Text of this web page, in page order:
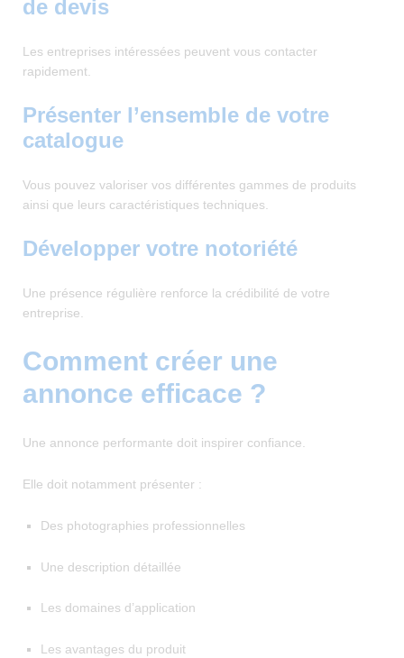
de devis
Les entreprises intéressées peuvent vous contacter
rapidement.
Présenter l’ensemble de votre
catalogue
Vous pouvez valoriser vos différentes gammes de produits
ainsi que leurs caractéristiques techniques.
Développer votre notoriété
Une présence régulière renforce la crédibilité de votre
entreprise.
Comment créer une
annonce efficace ?
Une annonce performante doit inspirer confiance.
Elle doit notamment présenter :
Des photographies professionnelles
Une description détaillée
Les domaines d’application
Les avantages du produit